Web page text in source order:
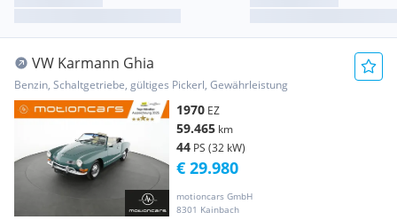
VW Karmann Ghia
Benzin, Schaltgetriebe, gültiges Pickerl, Gewährleistung
1970 EZ
59.465 km
44 PS (32 kW)
motioncars GmbH
8301 Kainbach
€ 29.980